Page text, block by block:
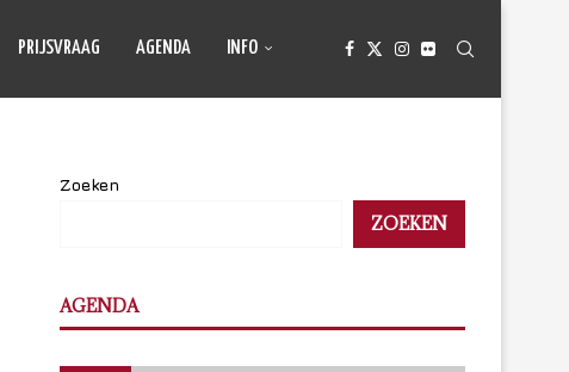
PRIJSVRAAG AGENDA INFO
Zoeken
ZOEKEN
AGENDA